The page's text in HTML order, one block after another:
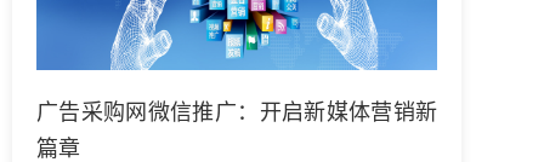
广告采购网微信推广：开启新媒体营销新
篇章